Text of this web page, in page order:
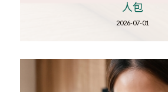
人包
2026-07-01